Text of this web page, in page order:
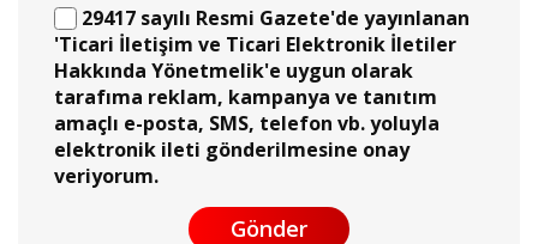
29417 sayılı Resmi Gazete'de yayınlanan
'Ticari İletişim ve Ticari Elektronik İletiler
Hakkında Yönetmelik'e uygun olarak
tarafıma reklam, kampanya ve tanıtım
amaçlı e-posta, SMS, telefon vb. yoluyla
elektronik ileti gönderilmesine onay
veriyorum.
Gönder